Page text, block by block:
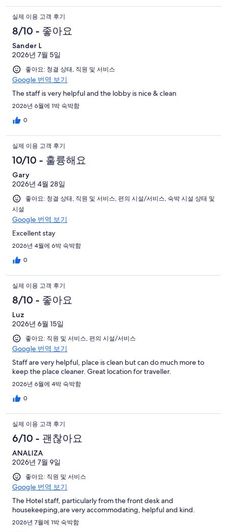
실제 이용 고객 후기
8/10 - 좋아요
Sander L
2026년 7월 5일
좋아요: 청결 상태, 직원 및 서비스
Google 번역 보기
The staff is very helpful and the lobby is nice & clean
2026년 6월에 1박 숙박함
0
실제 이용 고객 후기
10/10 - 훌륭해요
Gary
2026년 4월 28일
좋아요: 청결 상태, 직원 및 서비스, 편의 시설/서비스, 숙박 시설 상태 및
시설
Google 번역 보기
Excellent stay
2026년 4월에 6박 숙박함
0
실제 이용 고객 후기
8/10 - 좋아요
Luz
2026년 6월 15일
좋아요: 직원 및 서비스, 편의 시설/서비스
Google 번역 보기
Staff are very helpful, place is clean but can do much more to
keep the place cleaner. Great location for traveller.
2026년 6월에 4박 숙박함
0
실제 이용 고객 후기
6/10 - 괜찮아요
ANALIZA
2026년 7월 9일
좋아요: 직원 및 서비스
Google 번역 보기
The Hotel staff, particularly from the front desk and
housekeeping,are very accommodating, helpful and kind.
2026년 7월에 1박 숙박함